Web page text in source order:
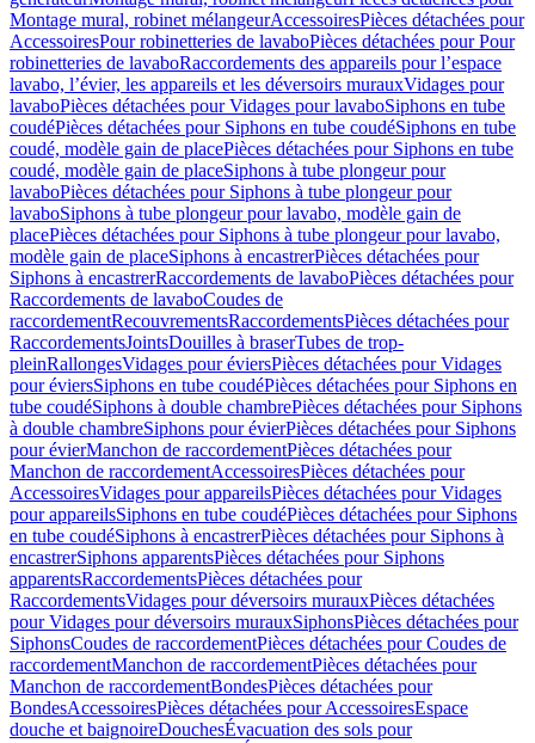
Montage mural, robinet mélangeurAccessoiresPièces détachées pour
AccessoiresPour robinetteries de lavaboPièces détachées pour Pour
robinetteries de lavaboRaccordements des appareils pour l’espace
lavabo, l’évier, les appareils et les déversoirs murauxVidages pour
lavaboPièces détachées pour Vidages pour lavaboSiphons en tube
coudéPièces détachées pour Siphons en tube coudéSiphons en tube
coudé, modèle gain de placePièces détachées pour Siphons en tube
coudé, modèle gain de placeSiphons à tube plongeur pour
lavaboPièces détachées pour Siphons à tube plongeur pour
lavaboSiphons à tube plongeur pour lavabo, modèle gain de
placePièces détachées pour Siphons à tube plongeur pour lavabo,
modèle gain de placeSiphons à encastrerPièces détachées pour
Siphons à encastrerRaccordements de lavaboPièces détachées pour
Raccordements de lavaboCoudes de
raccordementRecouvrementsRaccordementsPièces détachées pour
RaccordementsJointsDouilles à braserTubes de trop-
pleinRallongesVidages pour éviersPièces détachées pour Vidages
pour éviersSiphons en tube coudéPièces détachées pour Siphons en
tube coudéSiphons à double chambrePièces détachées pour Siphons
à double chambreSiphons pour évierPièces détachées pour Siphons
pour évierManchon de raccordementPièces détachées pour
Manchon de raccordementAccessoiresPièces détachées pour
AccessoiresVidages pour appareilsPièces détachées pour Vidages
pour appareilsSiphons en tube coudéPièces détachées pour Siphons
en tube coudéSiphons à encastrerPièces détachées pour Siphons à
encastrerSiphons apparentsPièces détachées pour Siphons
apparentsRaccordementsPièces détachées pour
RaccordementsVidages pour déversoirs murauxPièces détachées
pour Vidages pour déversoirs murauxSiphonsPièces détachées pour
SiphonsCoudes de raccordementPièces détachées pour Coudes de
raccordementManchon de raccordementPièces détachées pour
Manchon de raccordementBondesPièces détachées pour
BondesAccessoiresPièces détachées pour AccessoiresEspace
douche et baignoireDouchesÉvacuation des sols pour